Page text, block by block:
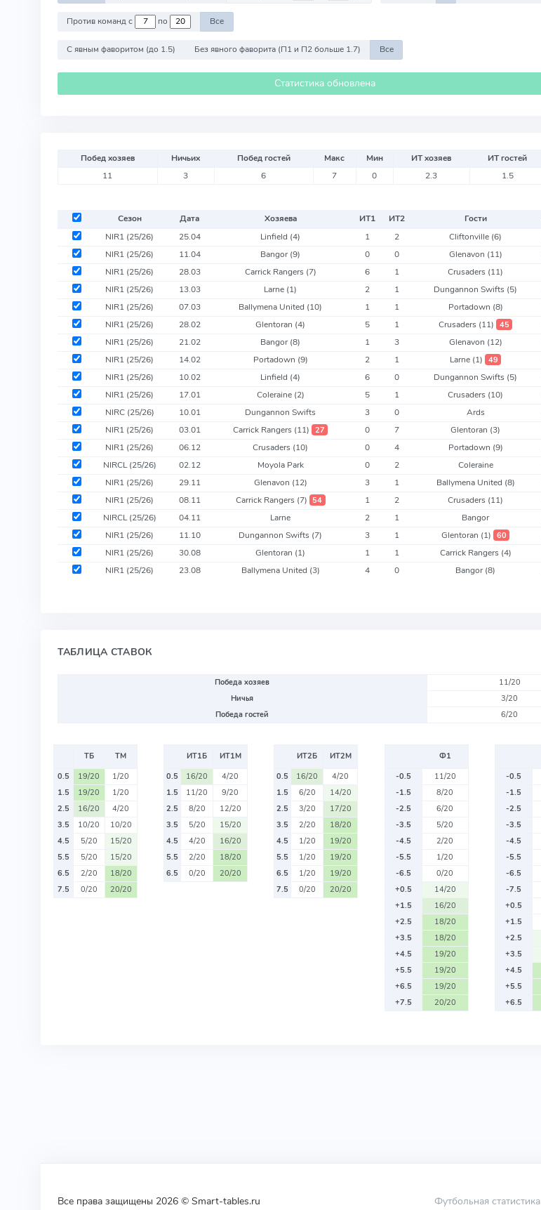
Против команд с по Все
С явным фаворитом (до 1.5) Без явного фаворита (П1 и П2 больше 1.7) Все
Статистика обновлена
Побед хозяев Ничьих Побед гостей Макс Мин ИТ хозяев ИТ гостей
11
3 6 7 0 2.3 1.5
Сезон Дата Хозяева ИТ1 ИТ2 Гости
NIR1 (25/26)
25.04 Linfield (4) 1 2 Cliftonville (6)
NIR1 (25/26) 11.04 Bangor(9) 0 0 Glenavon (11)
NIR1 (25/26) 28.03 Carrick Rangers (7) 6 1 Crusaders (11)
NIR1 (25/26) 13.03 Larne (1) 2 1 Dungannon Swifts (5)
NIR1 (25/26) 07.03 Ballymena United (10) 1 1 Portadown (8)
NIR1 (25/26) 28.02 Glentoran (4) 5 1 Crusaders (11) 45
NIR1 (25/26) 21.02 Bangor(8) 1 3 Glenavon (12)
NIR1 (25/26) 14.02 Portadown (9) 2 1 Larne (1) 49
NIR1 (25/26) 10.02 Linfield (4) 6 0 Dungannon Swifts (5)
NIR1 (25/26) 17.01 Coleraine (2) 5 1 Crusaders (10)
NIRC (25/26) 10.01 Dungannon Swifts 3 0 Ards
NIR1 (25/26) 03.01 Carrick Rangers (11) 27 0 7 Glentoran (3)
NIR1 (25/26) 06.12 Crusaders (10) 0 4 Portadown (9)
NIRCL (25/26) 02.12 Moyola Park 0 2 Coleraine
NIR1 (25/26) 29.11 Glenavon (12) 3 1 Ballymena United (8)
NIR1 (25/26) 08.11 Carrick Rangers (7) 54 1 2 Crusaders (11)
NIRCL (25/26) 04.11 Larne 2 1 Bangor
NIR1 (25/26) 11.10 Dungannon Swifts (7) 3 1 Glentoran (1) 60
NIR1 (25/26) 30.08 Glentoran (1) 1 1 Carrick Rangers (4)
NIR1 (25/26) 23.08 Ballymena United (3) 4 0 Bangor(8)
ТАБЛИЦА СТАВОК
Победа хозяев
11/20
Ничья
3/20
Победа гостей
6/20
ТБ
ТМ
0.5
19/20
1/20
1.5
19/20
1/20
2.5
16/20
4/20
3.5
10/20
10/20
4.5
5/20
15/20
5.5
5/20
15/20
6.5
2/20
18/20
7.5
0/20 20/20
ИТ1Б
ИТ1М
0.5
16/20
4/20
1.5
11/20
9/20
2.5
8/20
12/20
3.5
5/20
15/20
4.5
4/20
16/20
5.5
2/20
18/20
6.5
0/20 20/20
ИТ2Б
ИТ2М
0.5
16/20
4/20
1.5
6/20
14/20
2.5
3/20
17/20
3.5
2/20
18/20
4.5
1/20
19/20
5.5
1/20
19/20
6.5
1/20
19/20
7.5
0/20 20/20
Ф1
-0.5
11/20
-1.5
8/20
-2.5
6/20
-3.5
5/20
-4.5
2/20
-5.5
1/20
-6.5
0/20
+0.5
14/20
+1.5
16/20
+2.5
18/20
+3.5
18/20
+4.5
19/20
+5.5
19/20
+6.5
19/20
+7.5
20/20
-0.5
-1.5
-2.5
-3.5
-4.5
-5.5
-6.5
-7.5
+0.5
+1.5
+2.5
+3.5
+4.5
+5.5
+6.5
Все права защищены 2026 © Smart-tables.ru Футбольная статистика